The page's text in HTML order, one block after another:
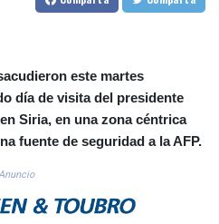
CUC 1.152209
CZK 24.243908
DJF 205.567023
DOP 67.265387
DZD 153.102878
EGP 57.247371
ETB 186.320421
este martes
día de visita del presidente
Siria, en una zona céntrica
fuente de seguridad a la AFP.